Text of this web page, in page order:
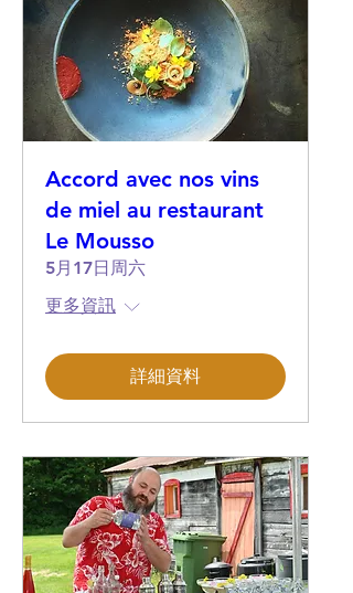
Accord avec nos vins
de miel au restaurant
Le Mousso
5月17日周六
更多資訊
詳細資料